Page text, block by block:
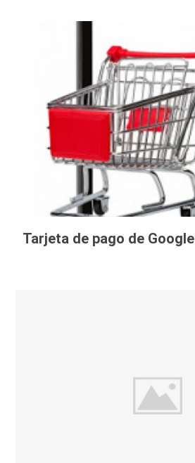
Tarjeta de pago de Google